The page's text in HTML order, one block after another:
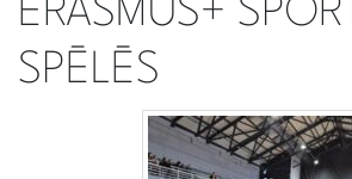
ERASMUS+
SPĒLĒS